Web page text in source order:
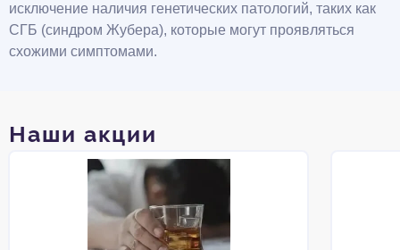
исключение наличия генетических патологий, таких как
СГБ (синдром Жубера), которые могут проявляться
схожими симптомами.
Наши акции